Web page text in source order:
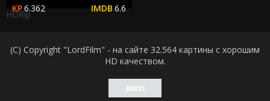
6.362 6.6
HDRip
(C) Copyright "LordFilm" - на сайте 32.564 картины с хорошим
HD качеством.